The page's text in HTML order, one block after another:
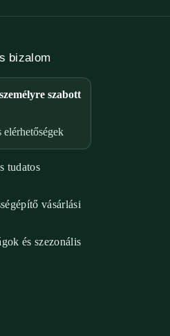
bizalom
szabott
tudatos
vásárlási
és szezonális